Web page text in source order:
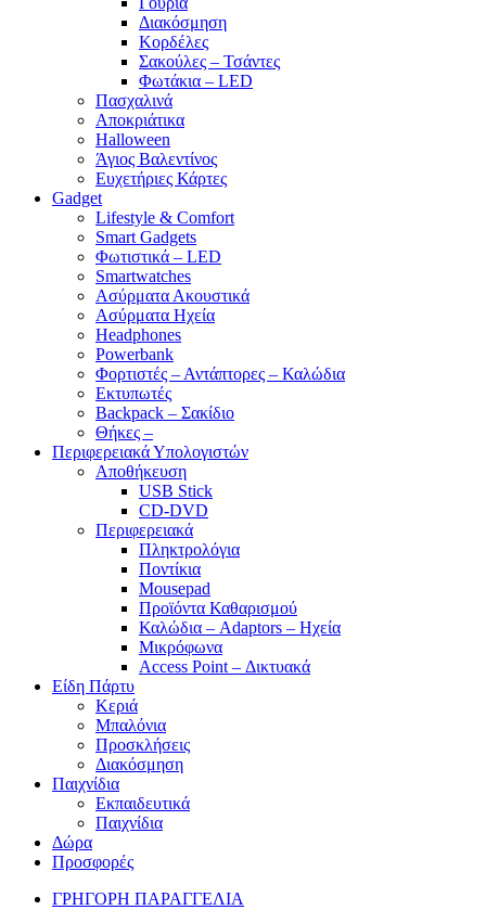
Διακόσμηση
Κορδέλες
Σακούλες – Τσάντες
Φωτάκια – LED
Πασχαλινά
Αποκριάτικα
Halloween
Άγιος Βαλεντίνος
Ευχετήριες Κάρτες
Gadget
Lifestyle & Comfort
Smart Gadgets
Φωτιστικά – LED
Smartwatches
Ασύρματα Ακουστικά
Ασύρματα Ηχεία
Headphones
Powerbank
Φορτιστές – Αντάπτορες – Καλώδια
Εκτυπωτές
Backpack – Σακίδιο
Θήκες –
Περιφερειακά Υπολογιστών
Αποθήκευση
USB Stick
CD-DVD
Περιφερειακά
Πληκτρολόγια
Ποντίκια
Mousepad
Προϊόντα Καθαρισμού
Καλώδια – Adaptors – Ηχεία
Μικρόφωνα
Access Point – Δικτυακά
Είδη Πάρτυ
Κεριά
Μπαλόνια
Προσκλήσεις
Διακόσμηση
Παιχνίδια
Εκπαιδευτικά
Παιχνίδια
Δώρα
Προσφορές
ΓΡΗΓΟΡΗ ΠΑΡΑΓΓΕΛΙΑ